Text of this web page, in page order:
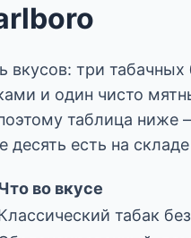
вкусов: три
и один чисто
таблица ниже
десять есть на
во вкусе
табак